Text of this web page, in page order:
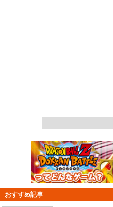
おすすめ記事